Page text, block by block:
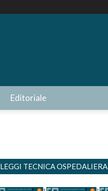
Editoriale
LEGGI TECNICA OSPEDALIERA